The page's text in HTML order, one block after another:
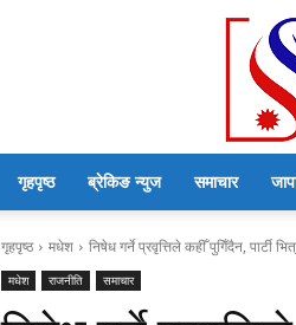
गृहपृष्ठ ब्रेकिङ न्युज समाचार
गृहपृष्ठ मधेश निषेध गर्ने प्रवृत्तिले कहीँ पुगिँदैन, पार्टी
मधेश राजनीति समाचार